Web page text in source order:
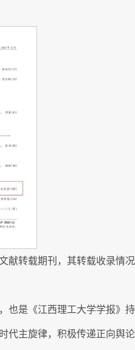
献转载期刊，其转载收录情
也是《江西理工大学学报》
代主旋律，积极传递正向舆